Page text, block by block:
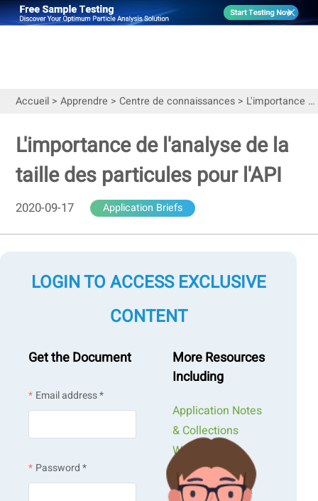
Accueil> Apprendre > Centre de connaissances> L'importance de l'analyse de la taille des particules pour l'API
L'importance de l'analyse de la
taille des particules pour l'API
2020-09-17 Application Briefs
LOGIN TO ACCESS EXCLUSIVE
CONTENT
Get the Document
Email address *
Password *
More Resources
Including
Application Notes
& Collections
Webinars &
Workshops
Presentations &